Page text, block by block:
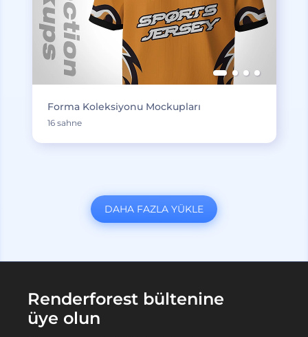
Forma Koleksiyonu Mockupları
16 sahne
DAHA FAZLA YÜKLE
Renderforest bültenine
üye olun